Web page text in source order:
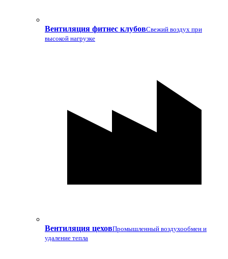
Вентиляция фитнес клубовСвежий воздух при
высокой нагрузке
Вентиляция цеховПромышленный воздухообмен и
удаление тепла